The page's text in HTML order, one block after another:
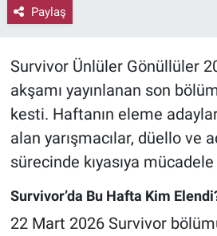
Paylaş
Survivor Ünlüler Gönüllüler
akşamı yayınlanan son
kesti. Haftanın eleme
alan yarışmacılar, düello ve
sürecinde kıyasıya
Survivor’da Bu Hafta Kim
22 Mart 2026 Survivor